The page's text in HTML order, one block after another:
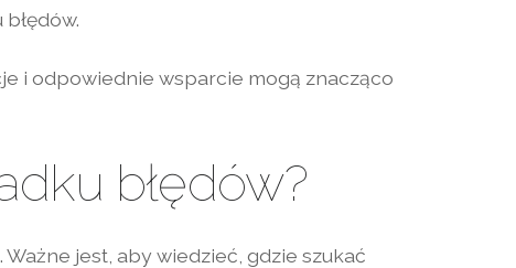
i odpowiednie wsparcie mogą znacząco
błędów?
jest, aby wiedzieć, gdzie szukać